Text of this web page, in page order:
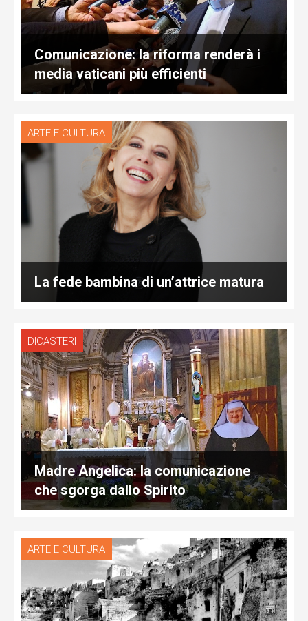
Comunicazione: la riforma renderà i
media vaticani più efficienti
ARTE E CULTURA
La fede bambina di un’attrice matura
DICASTERI
Madre Angelica: la comunicazione
che sgorga dallo Spirito
ARTE E CULTURA